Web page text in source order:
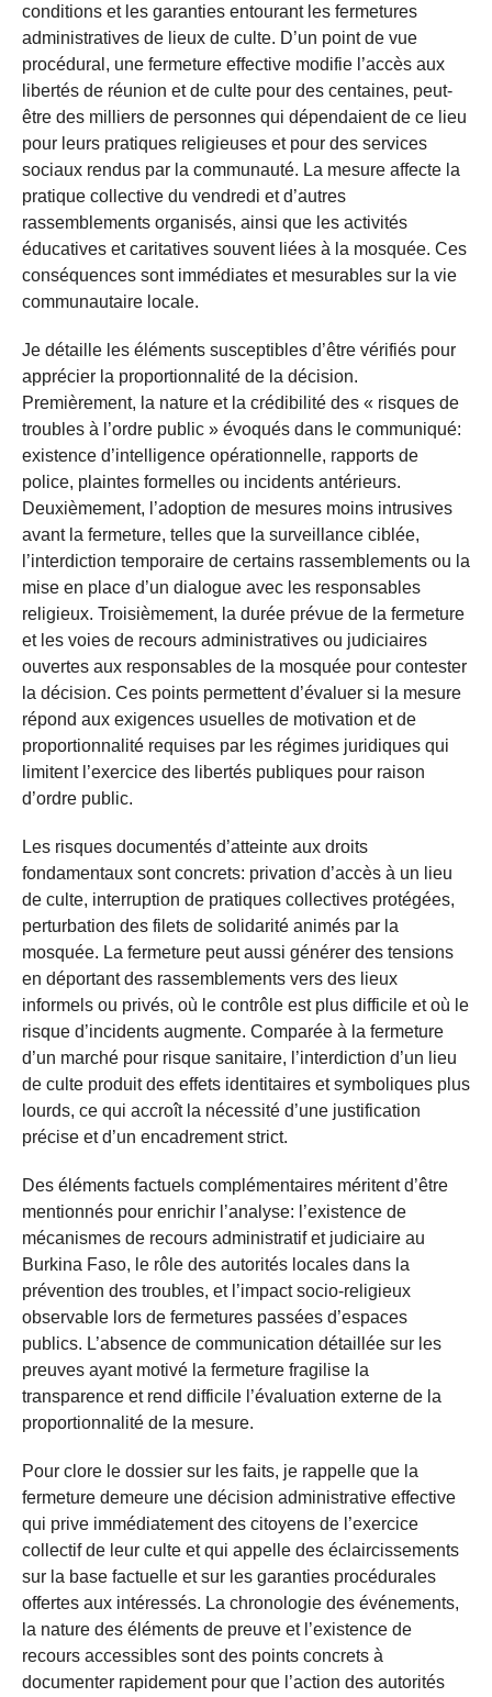
conditions et les garanties entourant les fermetures
administratives de lieux de culte. D’un point de vue
procédural, une fermeture effective modifie l’accès aux
libertés de réunion et de culte pour des centaines, peut-
être des milliers de personnes qui dépendaient de ce lieu
pour leurs pratiques religieuses et pour des services
sociaux rendus par la communauté. La mesure affecte la
pratique collective du vendredi et d’autres
rassemblements organisés, ainsi que les activités
éducatives et caritatives souvent liées à la mosquée. Ces
conséquences sont immédiates et mesurables sur la vie
communautaire locale.
Je détaille les éléments susceptibles d’être vérifiés pour
apprécier la proportionnalité de la décision.
Premièrement, la nature et la crédibilité des « risques de
troubles à l’ordre public » évoqués dans le communiqué:
existence d’intelligence opérationnelle, rapports de
police, plaintes formelles ou incidents antérieurs.
Deuxièmement, l’adoption de mesures moins intrusives
avant la fermeture, telles que la surveillance ciblée,
l’interdiction temporaire de certains rassemblements ou la
mise en place d’un dialogue avec les responsables
religieux. Troisièmement, la durée prévue de la fermeture
et les voies de recours administratives ou judiciaires
ouvertes aux responsables de la mosquée pour contester
la décision. Ces points permettent d’évaluer si la mesure
répond aux exigences usuelles de motivation et de
proportionnalité requises par les régimes juridiques qui
limitent l’exercice des libertés publiques pour raison
d’ordre public.
Les risques documentés d’atteinte aux droits
fondamentaux sont concrets: privation d’accès à un lieu
de culte, interruption de pratiques collectives protégées,
perturbation des filets de solidarité animés par la
mosquée. La fermeture peut aussi générer des tensions
en déportant des rassemblements vers des lieux
informels ou privés, où le contrôle est plus difficile et où le
risque d’incidents augmente. Comparée à la fermeture
d’un marché pour risque sanitaire, l’interdiction d’un lieu
de culte produit des effets identitaires et symboliques plus
lourds, ce qui accroît la nécessité d’une justification
précise et d’un encadrement strict.
Des éléments factuels complémentaires méritent d’être
mentionnés pour enrichir l’analyse: l’existence de
mécanismes de recours administratif et judiciaire au
Burkina Faso, le rôle des autorités locales dans la
prévention des troubles, et l’impact socio-religieux
observable lors de fermetures passées d’espaces
publics. L’absence de communication détaillée sur les
preuves ayant motivé la fermeture fragilise la
transparence et rend difficile l’évaluation externe de la
proportionnalité de la mesure.
Pour clore le dossier sur les faits, je rappelle que la
fermeture demeure une décision administrative effective
qui prive immédiatement des citoyens de l’exercice
collectif de leur culte et qui appelle des éclaircissements
sur la base factuelle et sur les garanties procédurales
offertes aux intéressés. La chronologie des événements,
la nature des éléments de preuve et l’existence de
recours accessibles sont des points concrets à
documenter rapidement pour que l’action des autorités